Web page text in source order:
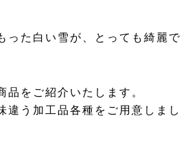
った白い雪が、とっても綺麗で
をご紹介いたします。
違う加工品各種をご用意しまし